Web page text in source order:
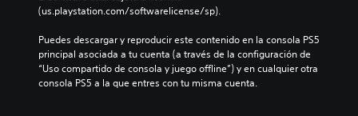
(us.playstation.com/softwarelicense/sp).
Puedes descargar y reproducir este contenido en la consola PS5
principal asociada a tu cuenta (a través de la configuración de
“Uso compartido de consola y juego offline”) y en cualquier otra
consola PS5 a la que entres con tu misma cuenta.